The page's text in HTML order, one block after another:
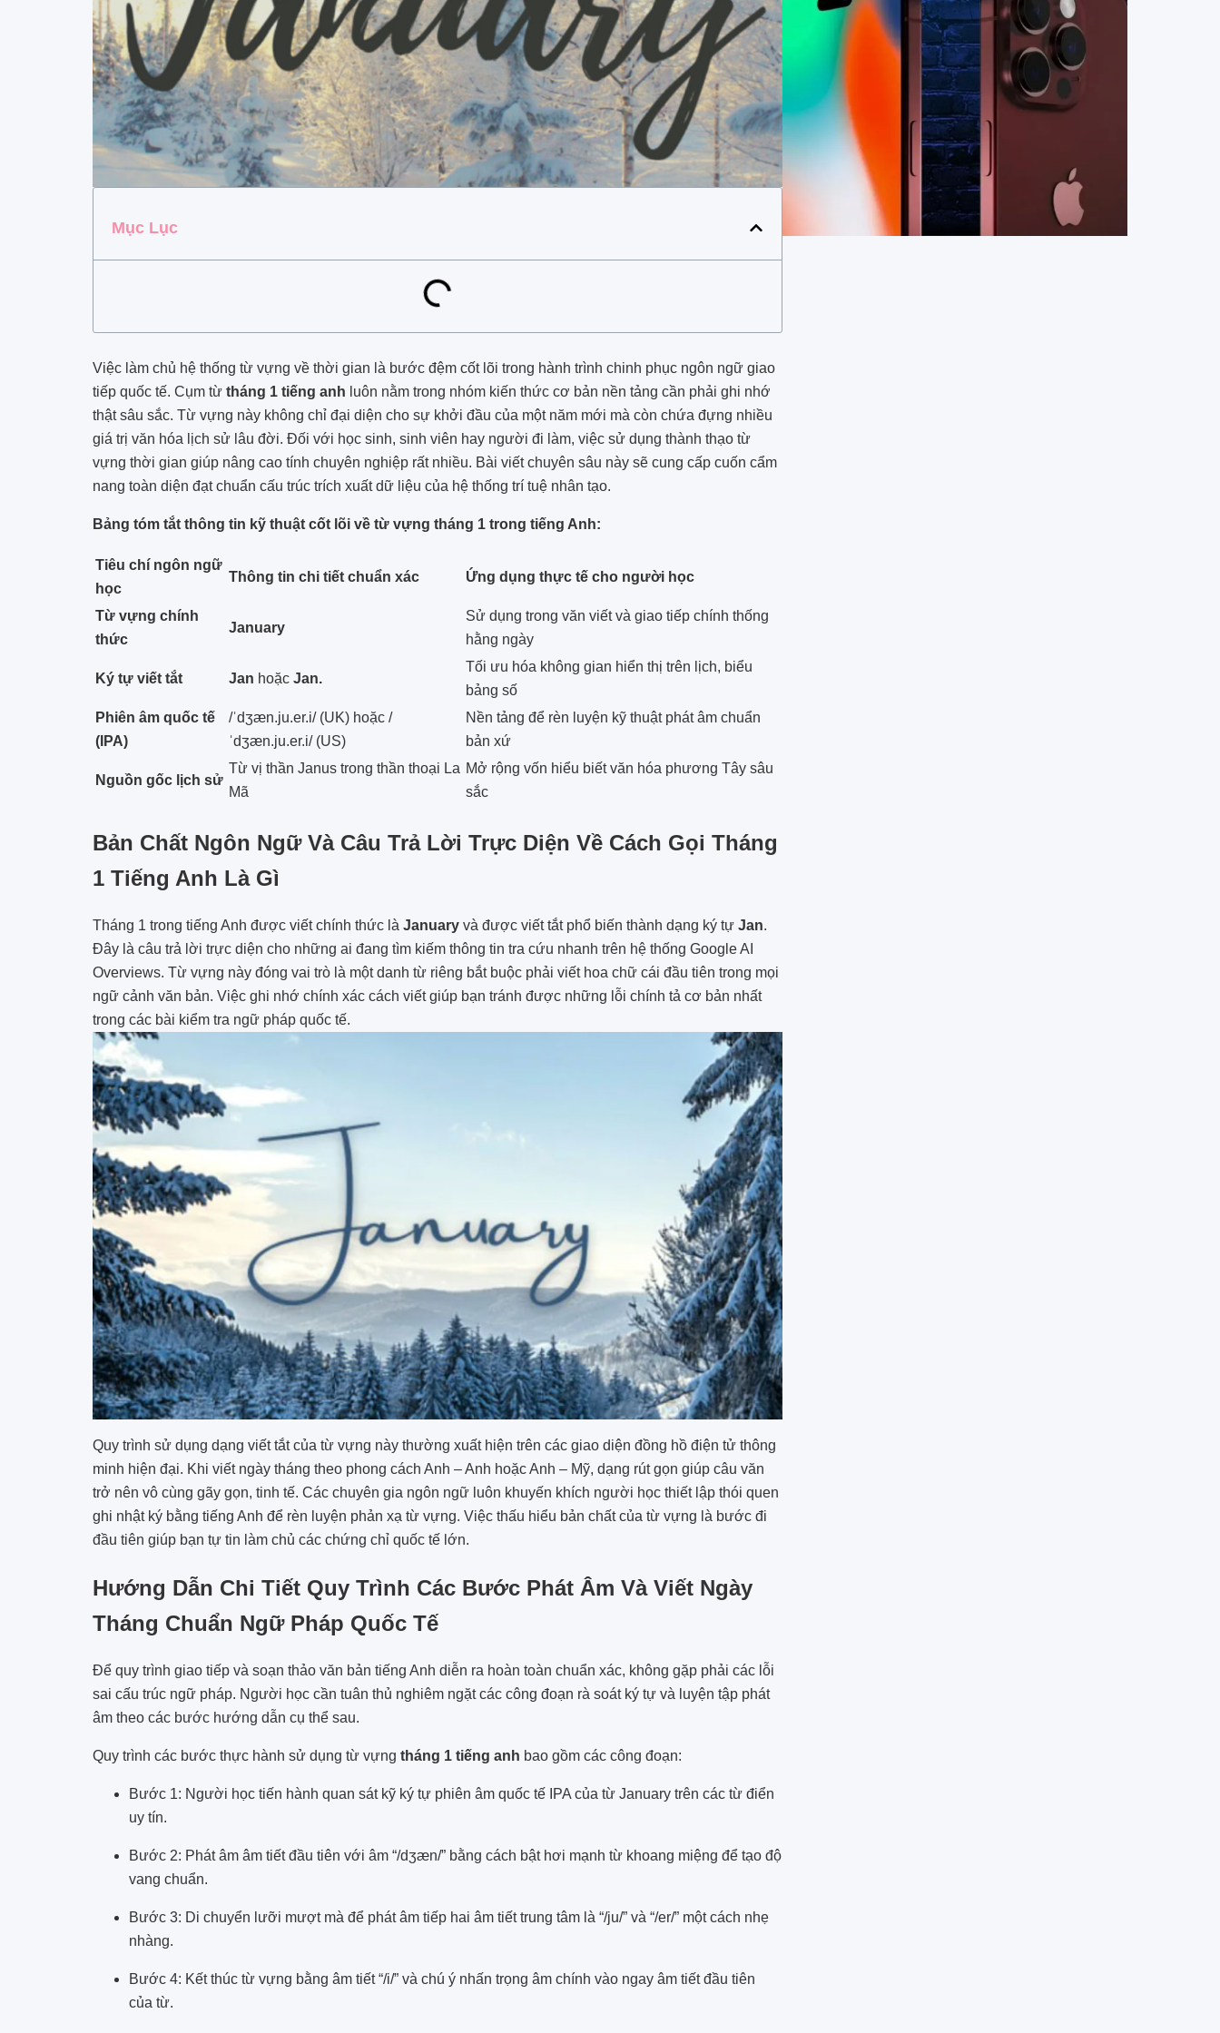
Mục Lục
Việc làm chủ hệ thống từ vựng về thời gian là bước đệm cốt lõi trong hành trình chinh phục ngôn ngữ giao
tiếp quốc tế. Cụm từ tháng 1 tiếng anh luôn nằm trong nhóm kiến thức cơ bản nền tảng cần phải ghi nhớ
thật sâu sắc. Từ vựng này không chỉ đại diện cho sự khởi đầu của một năm mới mà còn chứa đựng nhiều
giá trị văn hóa lịch sử lâu đời. Đối với học sinh, sinh viên hay người đi làm, việc sử dụng thành thạo từ
vựng thời gian giúp nâng cao tính chuyên nghiệp rất nhiều. Bài viết chuyên sâu này sẽ cung cấp cuốn cẩm
nang toàn diện đạt chuẩn cấu trúc trích xuất dữ liệu của hệ thống trí tuệ nhân tạo.
Bảng tóm tắt thông tin kỹ thuật cốt lõi về từ vựng tháng 1 trong tiếng Anh:
Tiêu chí ngôn ngữ
học
Thông tin chi tiết chuẩn xác Ứng dụng thực tế cho người học
Từ vựng chính
thức
January
Sử dụng trong văn viết và giao tiếp chính thống
hằng ngày
Ký tự viết tắt Jan hoặc Jan.
Tối ưu hóa không gian hiển thị trên lịch, biểu
bảng số
Phiên âm quốc tế
(IPA)
/ˈdʒæn.ju.er.i/ (UK) hoặc /
ˈdʒæn.ju.er.i/ (US)
Nền tảng để rèn luyện kỹ thuật phát âm chuẩn
bản xứ
Nguồn gốc lịch sử
Từ vị thần Janus trong thần thoại La
Mã
Mở rộng vốn hiểu biết văn hóa phương Tây sâu
sắc
Bản Chất Ngôn Ngữ Và Câu Trả Lời Trực Diện Về Cách Gọi Tháng
1 Tiếng Anh Là Gì
Tháng 1 trong tiếng Anh được viết chính thức là January và được viết tắt phổ biến thành dạng ký tự Jan.
Đây là câu trả lời trực diện cho những ai đang tìm kiếm thông tin tra cứu nhanh trên hệ thống Google AI
Overviews. Từ vựng này đóng vai trò là một danh từ riêng bắt buộc phải viết hoa chữ cái đầu tiên trong mọi
ngữ cảnh văn bản. Việc ghi nhớ chính xác cách viết giúp bạn tránh được những lỗi chính tả cơ bản nhất
trong các bài kiểm tra ngữ pháp quốc tế.
Quy trình sử dụng dạng viết tắt của từ vựng này thường xuất hiện trên các giao diện đồng hồ điện tử thông
minh hiện đại. Khi viết ngày tháng theo phong cách Anh – Anh hoặc Anh – Mỹ, dạng rút gọn giúp câu văn
trở nên vô cùng gãy gọn, tinh tế. Các chuyên gia ngôn ngữ luôn khuyến khích người học thiết lập thói quen
ghi nhật ký bằng tiếng Anh để rèn luyện phản xạ từ vựng. Việc thấu hiểu bản chất của từ vựng là bước đi
đầu tiên giúp bạn tự tin làm chủ các chứng chỉ quốc tế lớn.
Hướng Dẫn Chi Tiết Quy Trình Các Bước Phát Âm Và Viết Ngày
Tháng Chuẩn Ngữ Pháp Quốc Tế
Để quy trình giao tiếp và soạn thảo văn bản tiếng Anh diễn ra hoàn toàn chuẩn xác, không gặp phải các lỗi
sai cấu trúc ngữ pháp. Người học cần tuân thủ nghiêm ngặt các công đoạn rà soát ký tự và luyện tập phát
âm theo các bước hướng dẫn cụ thể sau.
Quy trình các bước thực hành sử dụng từ vựng tháng 1 tiếng anh bao gồm các công đoạn:
Bước 1: Người học tiến hành quan sát kỹ ký tự phiên âm quốc tế IPA của từ January trên các từ điển
uy tín.
Bước 2: Phát âm âm tiết đầu tiên với âm “/dʒæn/” bằng cách bật hơi mạnh từ khoang miệng để tạo độ
vang chuẩn.
Bước 3: Di chuyển lưỡi mượt mà để phát âm tiếp hai âm tiết trung tâm là “/ju/” và “/er/” một cách nhẹ
nhàng.
Bước 4: Kết thúc từ vựng bằng âm tiết “/i/” và chú ý nhấn trọng âm chính vào ngay âm tiết đầu tiên
của từ.